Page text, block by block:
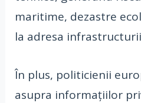
maritime, dezastre
la adresa
În plus, politicienii
asupra informațiilor